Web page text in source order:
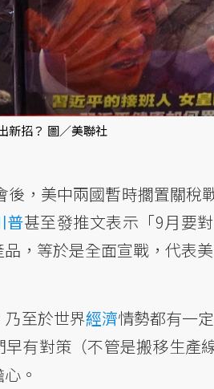
新招？ 圖／美聯社
後，美中兩國暫時擱置關
普甚至發推文表示「9月要
，等於是全面宣戰，代表
至於世界經濟情勢都有一
有對策（不管是搬移生產
。